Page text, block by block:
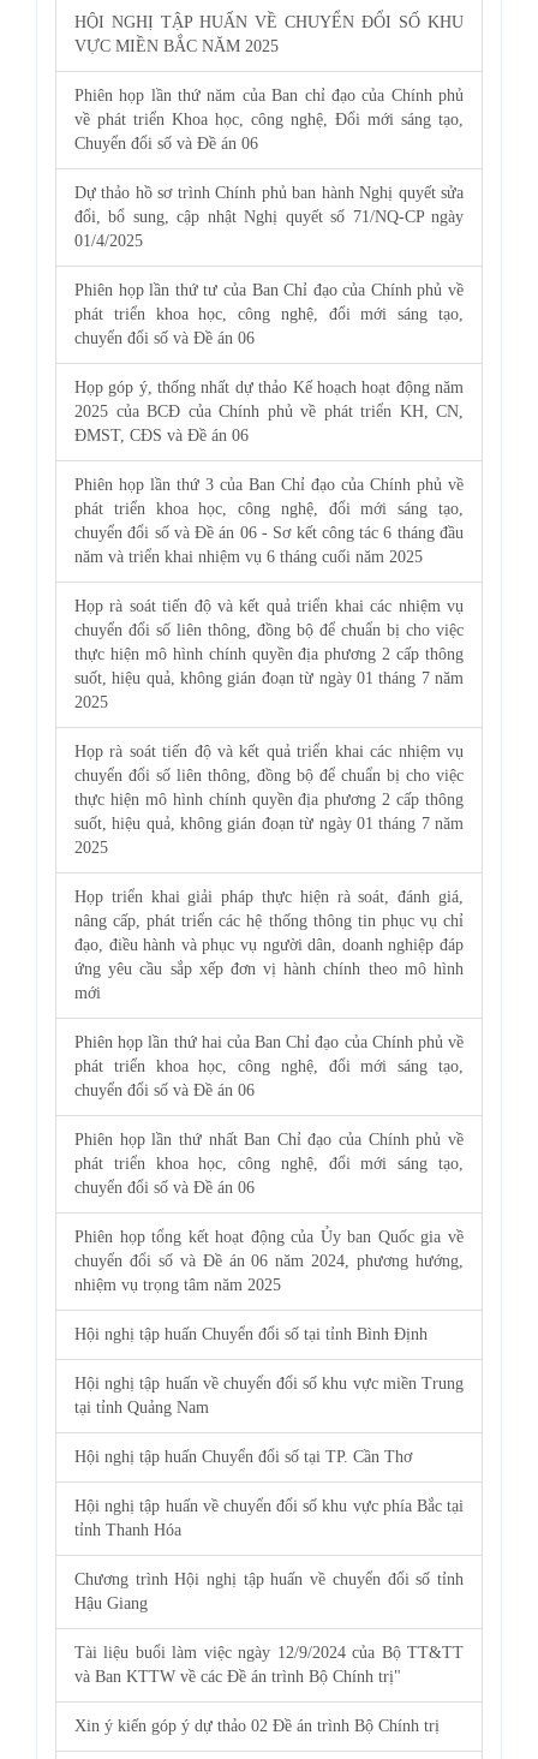
HỘI NGHỊ TẬP HUẤN VỀ CHUYỂN ĐỔI SỐ KHU
VỰC MIỀN BẮC NĂM 2025
Phiên họp lần thứ năm của Ban chỉ đạo của Chính phủ
về phát triển Khoa học, công nghệ, Đổi mới sáng tạo,
Chuyển đổi số và Đề án 06
Dự thảo hồ sơ trình Chính phủ ban hành Nghị quyết sửa
đổi, bổ sung, cập nhật Nghị quyết số 71/NQ-CP ngày
01/4/2025
Phiên họp lần thứ tư của Ban Chỉ đạo của Chính phủ về
phát triển khoa học, công nghệ, đổi mới sáng tạo,
chuyển đổi số và Đề án 06
Họp góp ý, thống nhất dự thảo Kế hoạch hoạt động năm
2025 của BCĐ của Chính phủ về phát triển KH, CN,
ĐMST, CĐS và Đề án 06
Phiên họp lần thứ 3 của Ban Chỉ đạo của Chính phủ về
phát triển khoa học, công nghệ, đổi mới sáng tạo,
chuyển đổi số và Đề án 06 - Sơ kết công tác 6 tháng đầu
năm và triển khai nhiệm vụ 6 tháng cuối năm 2025
Họp rà soát tiến độ và kết quả triển khai các nhiệm vụ
chuyển đổi số liên thông, đồng bộ để chuẩn bị cho việc
thực hiện mô hình chính quyền địa phương 2 cấp thông
suốt, hiệu quả, không gián đoạn từ ngày 01 tháng 7 năm
2025
Họp rà soát tiến độ và kết quả triển khai các nhiệm vụ
chuyển đổi số liên thông, đồng bộ để chuẩn bị cho việc
thực hiện mô hình chính quyền địa phương 2 cấp thông
suốt, hiệu quả, không gián đoạn từ ngày 01 tháng 7 năm
2025
Họp triển khai giải pháp thực hiện rà soát, đánh giá,
nâng cấp, phát triển các hệ thống thông tin phục vụ chỉ
đạo, điều hành và phục vụ người dân, doanh nghiệp đáp
ứng yêu cầu sắp xếp đơn vị hành chính theo mô hình
mới
Phiên họp lần thứ hai của Ban Chỉ đạo của Chính phủ về
phát triển khoa học, công nghệ, đổi mới sáng tạo,
chuyển đổi số và Đề án 06
Phiên họp lần thứ nhất Ban Chỉ đạo của Chính phủ về
phát triển khoa học, công nghệ, đổi mới sáng tạo,
chuyển đổi số và Đề án 06
Phiên họp tổng kết hoạt động của Ủy ban Quốc gia về
chuyển đổi số và Đề án 06 năm 2024, phương hướng,
nhiệm vụ trọng tâm năm 2025
Hội nghị tập huấn Chuyển đổi số tại tỉnh Bình Định
Hội nghị tập huấn về chuyển đổi số khu vực miền Trung
tại tỉnh Quảng Nam
Hội nghị tập huấn Chuyển đổi số tại TP. Cần Thơ
Hội nghị tập huấn về chuyển đổi số khu vực phía Bắc tại
tỉnh Thanh Hóa
Chương trình Hội nghị tập huấn về chuyển đổi số tỉnh
Hậu Giang
Tài liệu buổi làm việc ngày 12/9/2024 của Bộ TT&TT
và Ban KTTW về các Đề án trình Bộ Chính trị"
Xin ý kiến góp ý dự thảo 02 Đề án trình Bộ Chính trị